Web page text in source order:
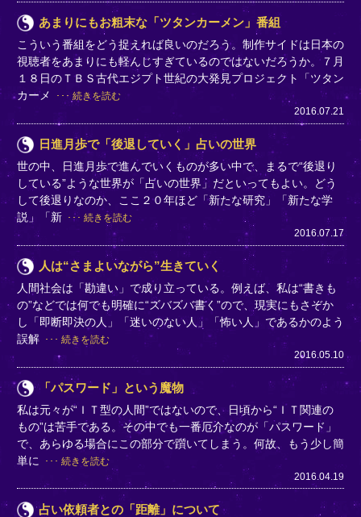
あまりにもお粗末な「ツタンカーメン」番組
こういう番組をどう捉えれば良いのだろう。制作サイドは日本の
視聴者をあまりにも軽んじすぎているのではないだろうか。７月
１８日のＴＢＳ古代エジプト世紀の大発見プロジェクト「ツタン
カーメ
続きを読む
2016.07.21
日進月歩で「後退していく」占いの世界
世の中、日進月歩で進んでいくものが多い中で、まるで“後退り
している”ような世界が「占いの世界」だといってもよい。どう
して後退りなのか、ここ２０年ほど「新たな研究」「新たな学
説」「新
続きを読む
2016.07.17
人は“さまよいながら”生きていく
人間社会は「勘違い」で成り立っている。例えば、私は“書きも
の”などでは何でも明確に“ズバズバ書く”ので、現実にもさぞか
し「即断即決の人」「迷いのない人」「怖い人」であるかのよう
誤解
続きを読む
2016.05.10
「パスワード」という魔物
私は元々が“ＩＴ型の人間”ではないので、日頃から“ＩＴ関連の
もの”は苦手である。その中でも一番厄介なのが「パスワード」
で、あらゆる場合にこの部分で躓いてしまう。何故、もう少し簡
単に
続きを読む
2016.04.19
占い依頼者との「距離」について